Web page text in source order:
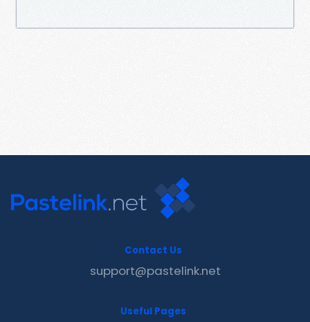
Contact Us
support@pastelink.net
Useful Pages